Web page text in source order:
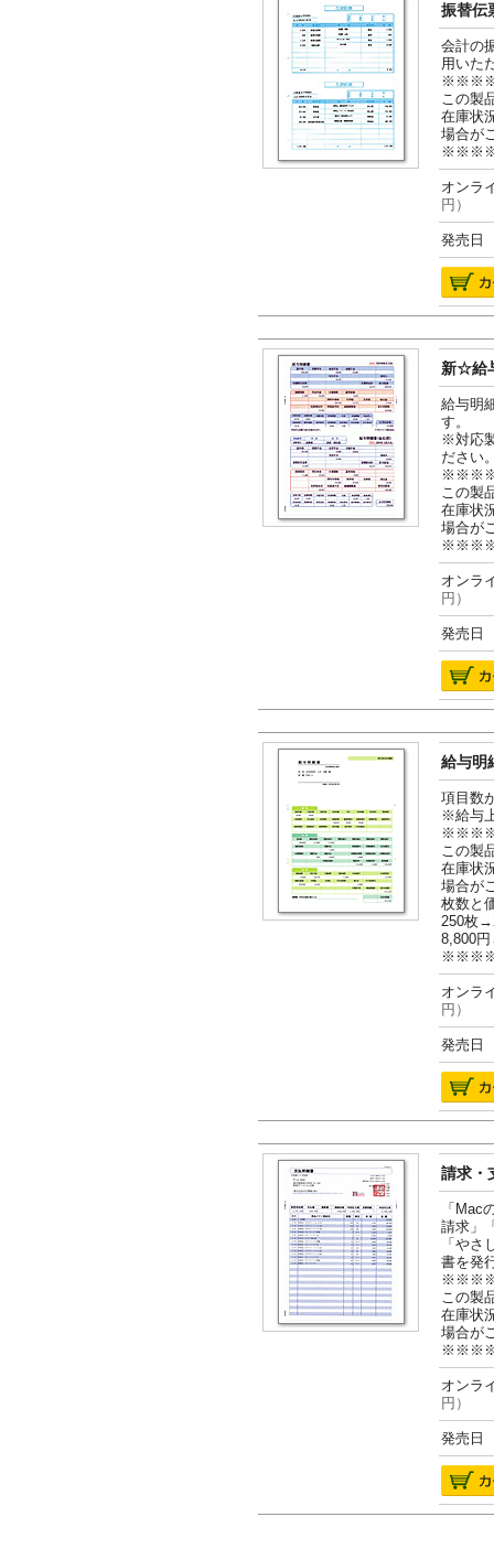
振替伝
会計の
用いた
この製
在庫状
場合が
オン
円）
発売日
新☆給
給与明
す。
※対応
ださい
この製
在庫状
場合が
オン
円）
発売日
給与明
項目数
※給与
この製
在庫状
場合が
枚数と
250枚
8,800
オン
円）
発売日
請求・
「Mac
請求」
「や
書を発
この製
在庫状
場合が
オン
円）
発売日